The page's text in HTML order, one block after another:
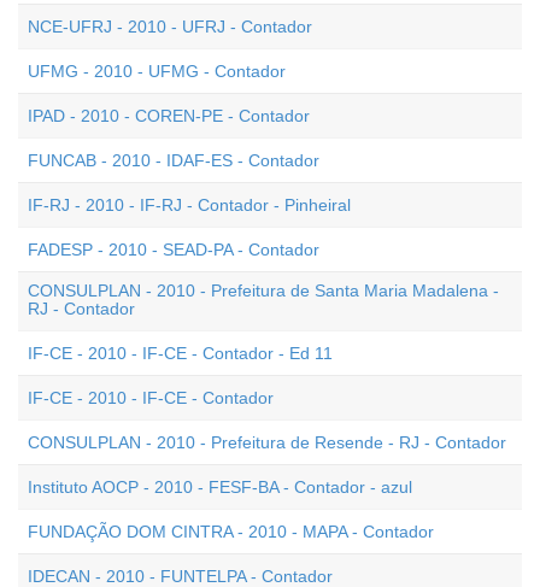
NCE-UFRJ - 2010 - UFRJ - Contador
UFMG - 2010 - UFMG - Contador
IPAD - 2010 - COREN-PE - Contador
FUNCAB - 2010 - IDAF-ES - Contador
IF-RJ - 2010 - IF-RJ - Contador - Pinheiral
FADESP - 2010 - SEAD-PA - Contador
CONSULPLAN - 2010 - Prefeitura de Santa Maria Madalena -
RJ - Contador
IF-CE - 2010 - IF-CE - Contador - Ed 11
IF-CE - 2010 - IF-CE - Contador
CONSULPLAN - 2010 - Prefeitura de Resende - RJ - Contador
Instituto AOCP - 2010 - FESF-BA - Contador - azul
FUNDAÇÃO DOM CINTRA - 2010 - MAPA - Contador
IDECAN - 2010 - FUNTELPA - Contador